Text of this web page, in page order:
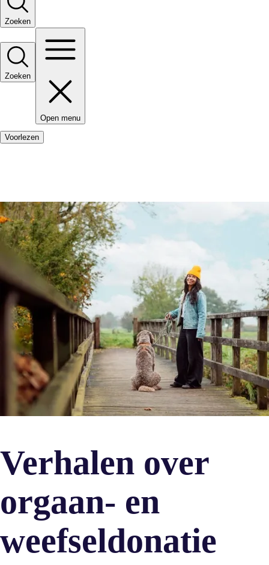
Zoeken
Zoeken
Open menu
Voorlezen
Verhalen over
orgaan- en
weefseldonatie